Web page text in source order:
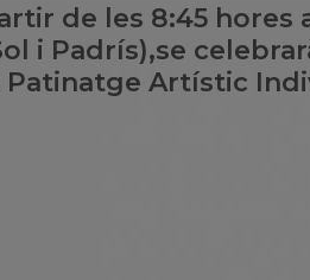
de les 8:45 hores
i Padrís),se
Artístic